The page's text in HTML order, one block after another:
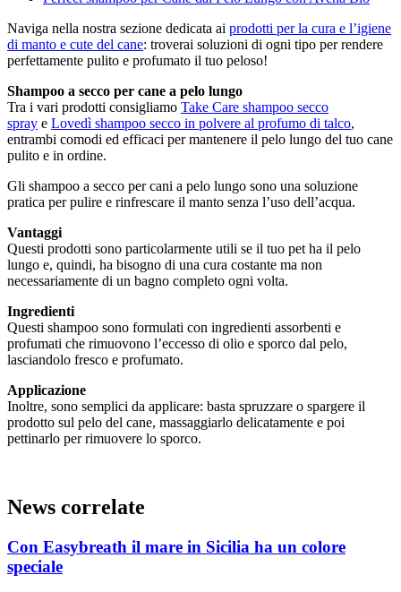
Naviga nella nostra sezione dedicata ai prodotti per la cura e l’igiene
di manto e cute del cane: troverai soluzioni di ogni tipo per rendere
perfettamente pulito e profumato il tuo peloso!
Shampoo a secco per cane a pelo lungo
Tra i vari prodotti consigliamo Take Care shampoo secco
spray e Lovedì shampoo secco in polvere al profumo di talco,
entrambi comodi ed efficaci per mantenere il pelo lungo del tuo cane
pulito e in ordine.
Gli shampoo a secco per cani a pelo lungo sono una soluzione
pratica per pulire e rinfrescare il manto senza l’uso dell’acqua.
Vantaggi
Questi prodotti sono particolarmente utili se il tuo pet ha il pelo
lungo e, quindi, ha bisogno di una cura costante ma non
necessariamente di un bagno completo ogni volta.
Ingredienti
Questi shampoo sono formulati con ingredienti assorbenti e
profumati che rimuovono l’eccesso di olio e sporco dal pelo,
lasciandolo fresco e profumato.
Applicazione
Inoltre, sono semplici da applicare: basta spruzzare o spargere il
prodotto sul pelo del cane, massaggiarlo delicatamente e poi
pettinarlo per rimuovere lo sporco.
News correlate
Con Easybreath il mare in Sicilia ha un colore
speciale